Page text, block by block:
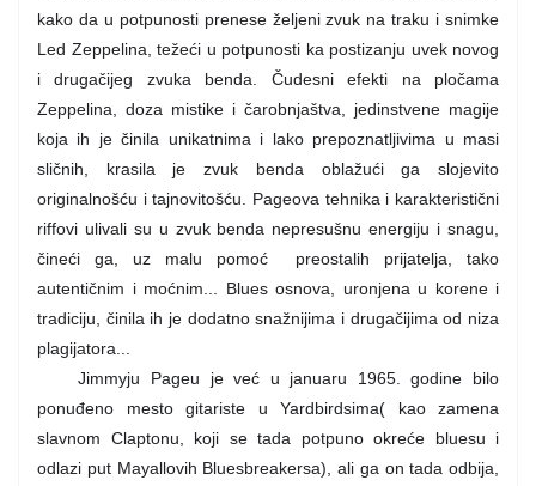
kako da u potpunosti prenese željeni zvuk na traku i snimke
Led Zeppelina, težeći u potpunosti ka postizanju uvek novog
i drugačijeg zvuka benda. Čudesni efekti na pločama
Zeppelina, doza mistike i čarobnjaštva, jedinstvene magije
koja ih je činila unikatnima i lako prepoznatljivima u masi
sličnih, krasila je zvuk benda oblažući ga slojevito
originalnošću i tajnovitošću. Pageova tehnika i karakteristični
riffovi ulivali su u zvuk benda nepresušnu energiju i snagu,
čineći ga, uz malu pomoć
preostalih prijatelja, tako
autentičnim i moćnim... Blues osnova, uronjena u korene i
tradiciju, činila ih je dodatno snažnijima i drugačijima od niza
plagijatora...
Jimmyju Pageu je već u januaru 1965. godine bilo
ponuđeno mesto gitariste u Yardbirdsima( kao zamena
slavnom Claptonu, koji se tada potpuno okreće bluesu i
odlazi put Mayallovih Bluesbreakersa), ali ga on tada odbija,